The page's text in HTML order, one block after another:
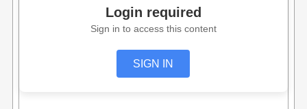
Login required
Sign in to access this content
SIGN IN